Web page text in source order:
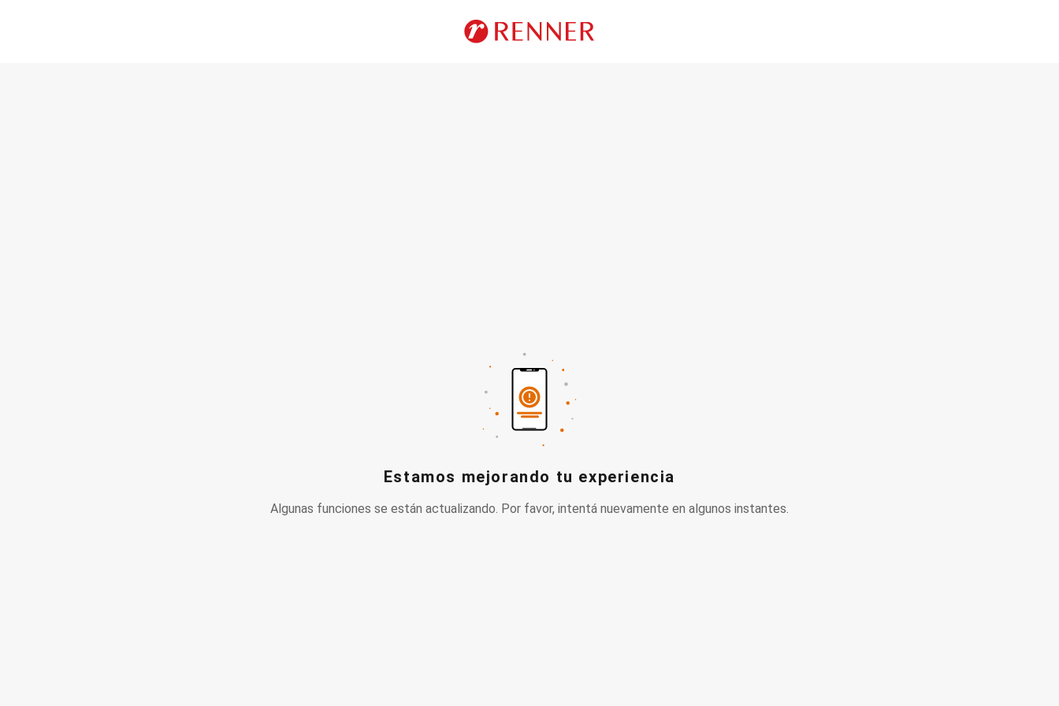
Estamos mejorando tu experiencia
Algunas funciones se están actualizando. Por favor, intentá nuevamente en algunos instantes.